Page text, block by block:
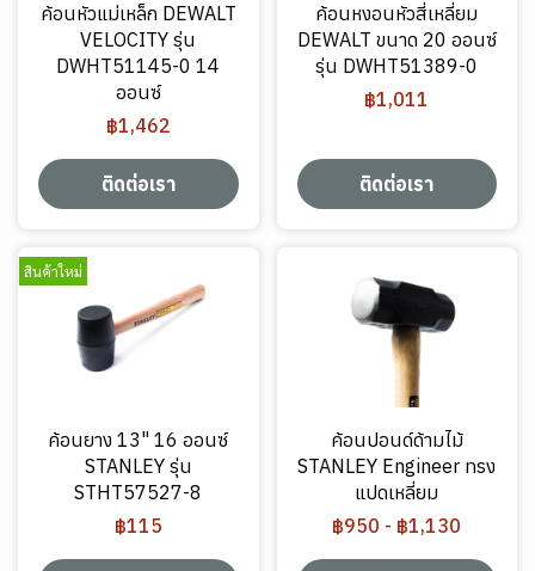
ค้อนหัวแม่เหล็ก DEWALT
VELOCITY รุ่น
DWHT51145-0 14
ออนซ์
฿1,462
ติดต่อเรา
ค้อนหงอนหัวสี่เหลี่ยม
DEWALT ขนาด 20 ออนซ์
รุ่น DWHT51389-0
฿1,011
ติดต่อเรา
สินค้าใหม่
ค้อนยาง 13" 16 ออนซ์
STANLEY รุ่น
STHT57527-8
฿115
ค้อนปอนด์ด้ามไม้
STANLEY Engineer ทรง
แปดเหลี่ยม
฿950 - ฿1,130